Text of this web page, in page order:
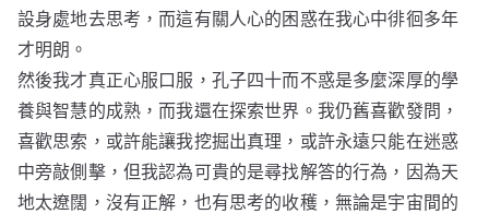
設身處地去思考，而這有關人心的困惑在我心中徘徊多年
才明朗。
然後我才真正心服口服，孔子四十而不惑是多麼深厚的學
養與智慧的成熟，而我還在探索世界。我仍舊喜歡發問，
喜歡思索，或許能讓我挖掘出真理，或許永遠只能在迷惑
中旁敲側擊，但我認為可貴的是尋找解答的行為，因為天
地太遼闊，沒有正解，也有思考的收穫，無論是宇宙間的